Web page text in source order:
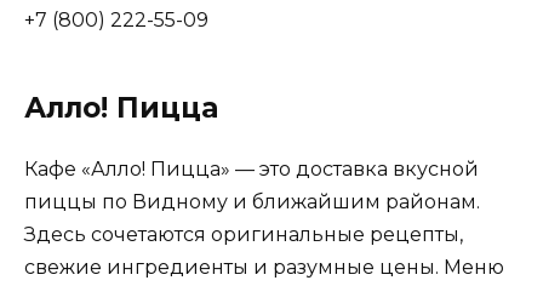
+7 (800) 222-55-09
Алло! Пицца
Кафе «Алло! Пицца» — это доставка вкусной
пиццы по Видному и ближайшим районам.
Здесь сочетаются оригинальные рецепты,
свежие ингредиенты и разумные цены. Меню